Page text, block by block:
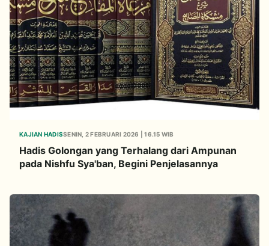
KAJIAN HADISSENIN, 2 FEBRUARI 2026 | 16.15 WIB
Hadis Golongan yang Terhalang dari Ampunan
pada Nishfu Sya'ban, Begini Penjelasannya